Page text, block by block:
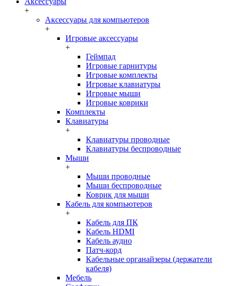
+
Аксессуары для компьютеров
+
Игровые аксессуары
+
Геймпад
Игровые гарнитуры
Игровые комплекты
Игровые клавиатуры
Игровые мыши
Игровые коврики
Комплекты
Клавиатуры
+
Клавиатуры проводные
Клавиатуры беспроводные
Мыши
+
Мыши проводные
Мыши беспроводные
Коврик для мыши
Кабель для компьютеров
+
Кабель для ПК
Кабель HDMI
Кабель аудио
Патч-корд
Кабельные органайзеры (держатели
кабеля)
Мебель